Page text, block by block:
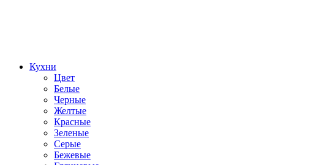
Кухни
Цвет
Белые
Черные
Желтые
Красные
Зеленые
Серые
Бежевые